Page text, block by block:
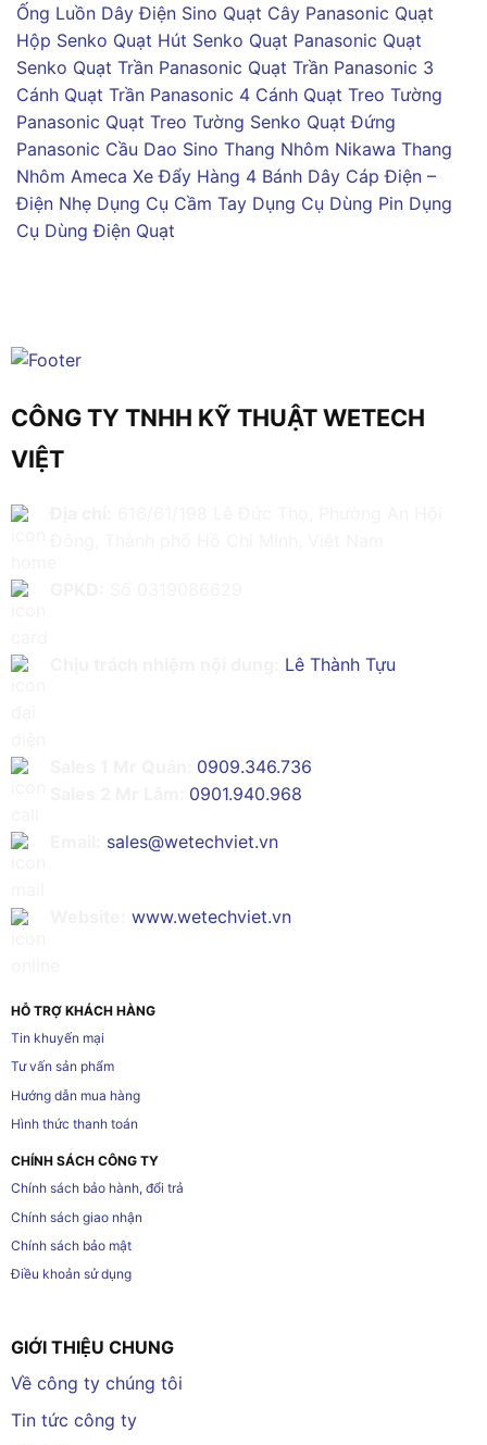
Ống Luồn Dây Điện Sino Quạt Cây Panasonic Quạt
Hộp Senko Quạt Hút Senko Quạt Panasonic Quạt
Senko Quạt Trần Panasonic Quạt Trần Panasonic 3
Cánh Quạt Trần Panasonic 4 Cánh Quạt Treo Tường
Panasonic Quạt Treo Tường Senko Quạt Đứng
Panasonic Cầu Dao Sino Thang Nhôm Nikawa Thang
Nhôm Ameca Xe Đẩy Hàng 4 Bánh Dây Cáp Điện –
Điện Nhẹ Dụng Cụ Cầm Tay Dụng Cụ Dùng Pin Dụng
Cụ Dùng Điện Quạt
CÔNG TY TNHH KỸ THUẬT WETECH
VIỆT
Lê Thành Tựu
0909.346.736
0901.940.968
sales@wetechviet.vn
www.wetechviet.vn
HỖ TRỢ KHÁCH HÀNG
Tin khuyến mại
Tư vấn sản phẩm
Hướng dẫn mua hàng
Hình thức thanh toán
CHÍNH SÁCH CÔNG TY
Chính sách bảo hành, đổi trả
Chính sách giao nhận
Chính sách bảo mật
Điều khoản sử dụng
GIỚI THIỆU CHUNG
Về công ty chúng tôi
Tin tức công ty